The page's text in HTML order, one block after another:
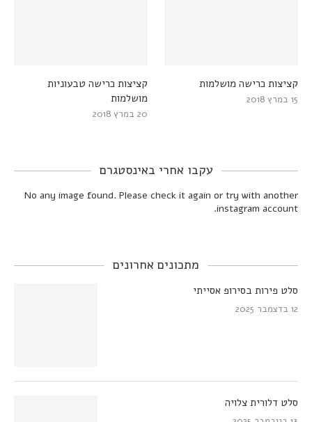
קציצות כרישה טבעוניות
מושלמות
20 במרץ 2018
קציצות כרישה מושלמות
15 במרץ 2018
עקבו אחרי באינסטגרם
No any image found. Please check it again or try with another
instagram account.
מתכונים אחרונים
סלט פירות בסירופ אסייתי
12 בדצמבר 2025
סלט דלורית צלויה